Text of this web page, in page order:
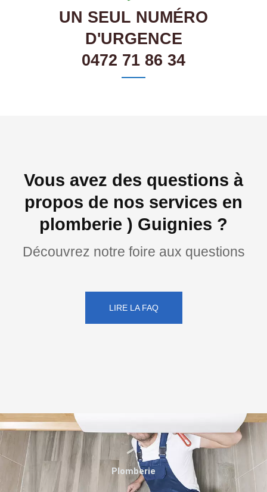
UN SEUL NUMÉRO
D'URGENCE
0472 71 86 34
Vous avez des questions à
propos de nos services en
plomberie ) Guignies ?
Découvrez notre foire aux questions
LIRE LA FAQ
Plomberie